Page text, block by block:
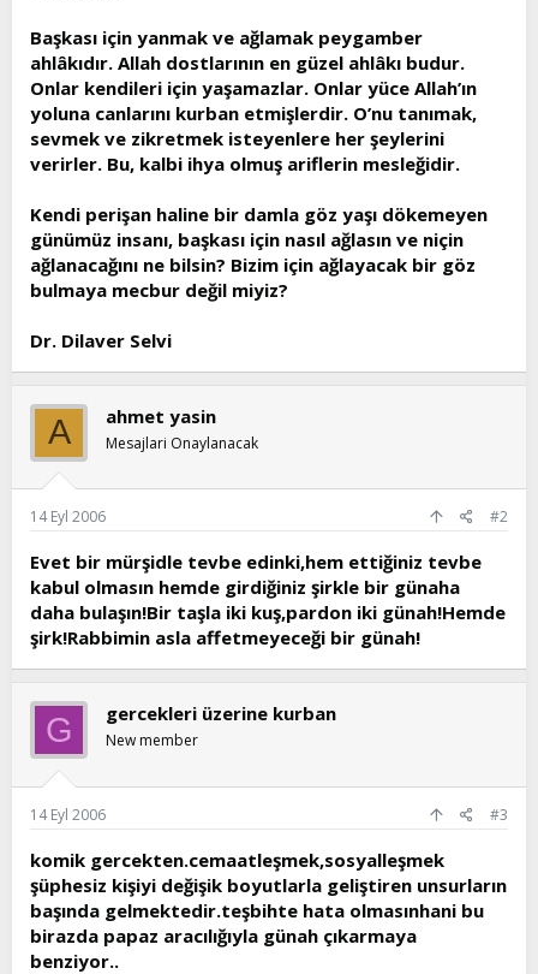
Başkası için yanmak ve ağlamak peygamber
ahlâkıdır. Allah dostlarının en güzel ahlâkı budur.
Onlar kendileri için yaşamazlar. Onlar yüce Allah’ın
yoluna canlarını kurban etmişlerdir. O’nu tanımak,
sevmek ve zikretmek isteyenlere her şeylerini
verirler. Bu, kalbi ihya olmuş ariflerin mesleğidir.
Kendi perişan haline bir damla göz yaşı dökemeyen
günümüz insanı, başkası için nasıl ağlasın ve niçin
ağlanacağını ne bilsin? Bizim için ağlayacak bir göz
bulmaya mecbur değil miyiz?
Dr. Dilaver Selvi
A ahmet yasin
Mesajlari Onaylanacak
14 Eyl 2006 #2
Evet bir mürşidle tevbe edinki,hem ettiğiniz tevbe
kabul olmasın hemde girdiğiniz şirkle bir günaha
daha bulaşın!Bir taşla iki kuş,pardon iki günah!Hemde
şirk!Rabbimin asla affetmeyeceği bir günah!
G gercekleri üzerine kurban
New member
14 Eyl 2006 #3
komik gercekten.cemaatleşmek,sosyalleşmek
şüphesiz kişiyi değişik boyutlarla geliştiren unsurların
başında gelmektedir.teşbihte hata olmasınhani bu
birazda papaz aracılığıyla günah çıkarmaya
benziyor..